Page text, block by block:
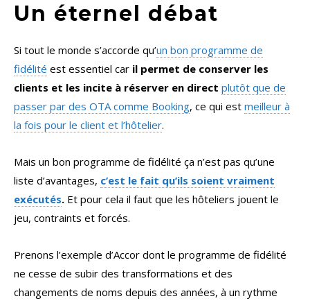
Un éternel débat
Si tout le monde s’accorde qu’un bon programme de
fidélité est essentiel car il permet de conserver les
clients et les incite à réserver en direct plutôt que de
passer par des OTA comme Booking, ce qui est meilleur à
la fois pour le client et l’hôtelier.
Mais un bon programme de fidélité ça n’est pas qu’une
liste d’avantages, c’est le fait qu’ils soient vraiment
exécutés. Et pour cela il faut que les hôteliers jouent le
jeu, contraints et forcés.
Prenons l’exemple d’Accor dont le programme de fidélité
ne cesse de subir des transformations et des
changements de noms depuis des années, à un rythme